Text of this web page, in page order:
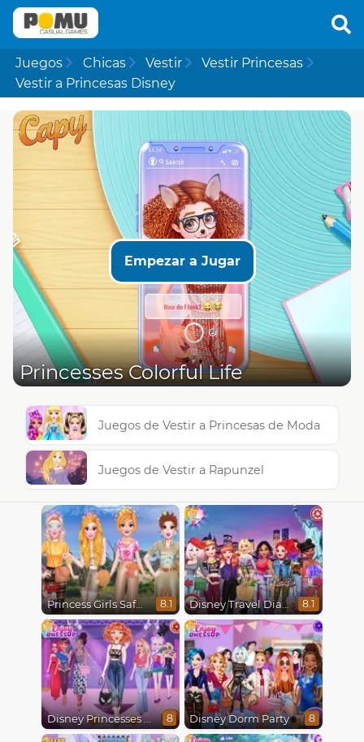
Juegos Chicas Vestir
Vestir Princesas
Vestir a Princesas Disney
Empezar a Jugar
Princesses Colorful Life
Juegos de Vestir a Princesas de Moda
Juegos de Vestir a Rapunzel
Princess Girls Safari Trip 8.1 Disney Travel Diaries: City Break 8.1
Disney Princesses Runway Show 8 Disney Dorm Party 8